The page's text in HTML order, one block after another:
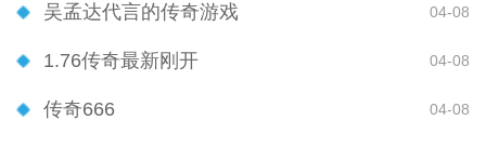
吴孟达代言的传奇游戏 04-08
1.76传奇最新刚开 04-08
传奇666 04-08